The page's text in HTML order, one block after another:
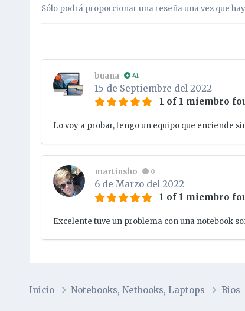
Sólo podrá proporcionar una reseña una vez que
buana 41
15 de Septiembre del 2022
1 of 1 miembro
Lo voy a probar, tengo un equipo que enciende
martinsho 0
6 de Marzo del 2022
1 of 1 miembro
Excelente tuve un problema con una notebook
Inicio Notebooks, Netbooks, Laptops Bios